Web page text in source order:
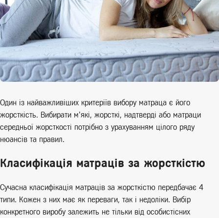
Один із найважливіших критеріїв вибору матраца є його
жорсткість. Вибирати м’які, жорсткі, надтверді або матраци
середньої жорсткості потрібно з урахуванням цілого ряду
нюансів та правил.
Класифікація матраців за жорсткістю
Сучасна класифікація матраців за жорсткістю передбачає 4
типи. Кожен з них має як переваги, так і недоліки. Вибір
конкретного виробу залежить не тільки від особистісних